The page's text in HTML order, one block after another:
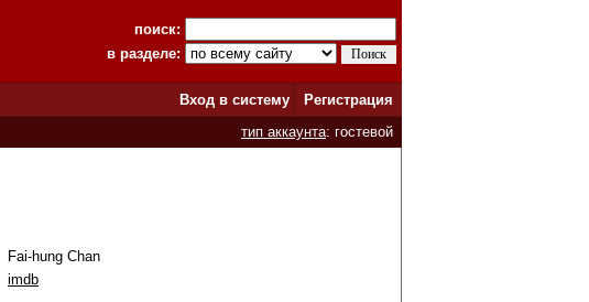
поиск:
в разделе:
Вход в систему
Регистрация
тип аккаунта: гостевой
Fai-hung Chan
imdb